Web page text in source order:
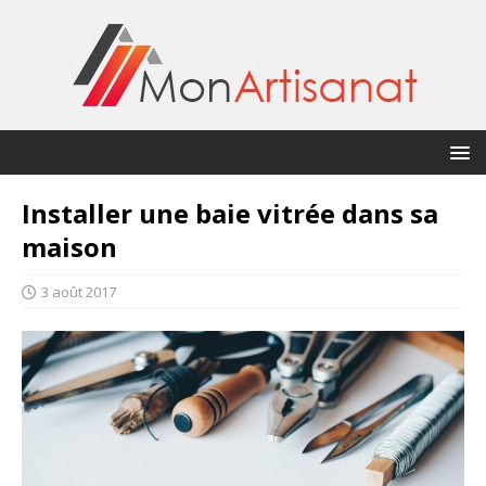
Installer une baie vitrée dans sa
maison
3 août 2017